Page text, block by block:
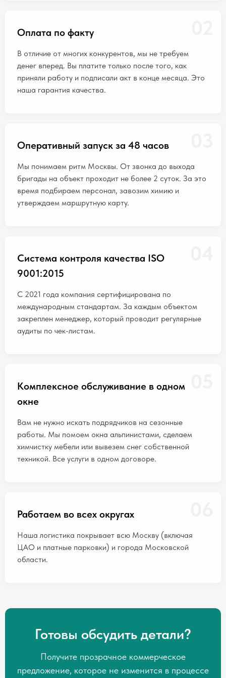
Оплата по факту
В отличие от многих конкурентов, мы не требуем
денег вперед. Вы платите только после того, как
приняли работу и подписали акт в конце месяца. Это
наша гарантия качества.
Оперативный запуск за 48 часов
Мы понимаем ритм Москвы. От звонка до выхода
бригады на объект проходит не более 2 суток. За это
время подбираем персонал, завозим химию и
утверждаем маршрутную карту.
Система контроля качества ISO
9001:2015
С 2021 года компания сертифицирована по
международным стандартам. За каждым объектом
закреплен менеджер, который проводит регулярные
аудиты по чек-листам.
Комплексное обслуживание в одном
окне
Вам не нужно искать подрядчиков на сезонные
работы. Мы помоем окна альпинистами, сделаем
химчистку мебели или вывезем снег собственной
техникой. Все услуги в одном договоре.
Работаем во всех округах
Наша логистика покрывает всю Москву (включая
ЦАО и платные парковки) и города Московской
области.
Готовы обсудить детали?
Получите прозрачное коммерческое
предложение, которое не изменится в процессе